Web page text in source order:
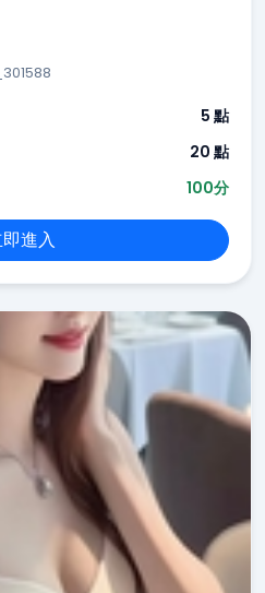
5 點
20 點
100分
進入